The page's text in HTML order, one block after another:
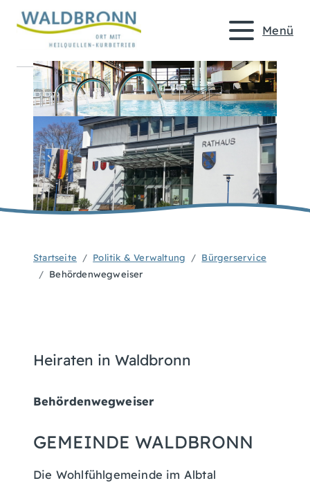
Menü
Startseite Politik & Verwaltung
Bürgerservice
Behördenwegweiser
Heiraten in Waldbronn
Behördenwegweiser
GEMEINDE WALDBRONN
Die Wohlfühlgemeinde im Albtal